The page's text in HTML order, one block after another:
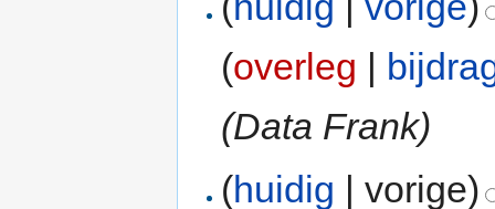
(overleg |
(Data Frank)
(huidig | vorige)